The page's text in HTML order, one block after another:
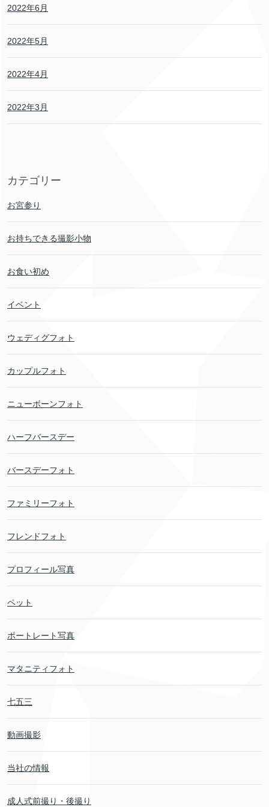
2022年6月
2022年5月
2022年4月
2022年3月
カテゴリー
お宮参り
お持ちできる撮影小物
お食い初め
イベント
ウェディグフォト
カップルフォト
ニューボーンフォト
ハーフバースデー
バースデーフォト
ファミリーフォト
フレンドフォト
プロフィール写真
ペット
ポートレート写真
マタニティフォト
七五三
動画撮影
当社の情報
成人式前撮り・後撮り